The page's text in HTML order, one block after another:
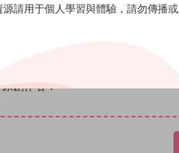
創作者！
源請用于個人學習與體驗，請勿傳播或